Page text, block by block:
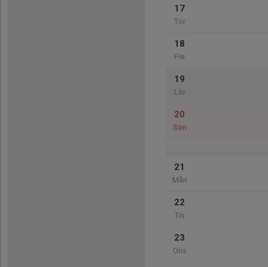
17
Tor
18
Fre
19
Lör
20
Sön
21
Mån
22
Tis
23
Ons